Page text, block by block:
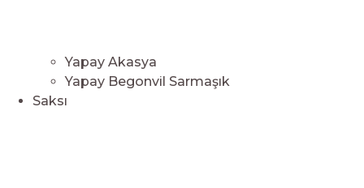
Yapay Akasya
Yapay Begonvil Sarmaşık
Saksı